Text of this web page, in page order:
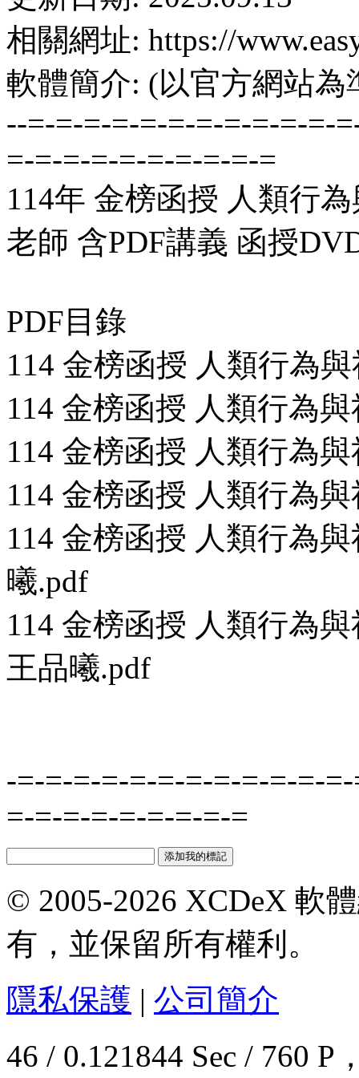
相關網址: https://
軟體簡介: (以官方網站為
--=-=-=-=-=-=-=-=-=-=-=-
=-=-=-=-=-=-=-=-=-=
114年 金榜函授 人類行
老師 含PDF講義 函授
PDF目錄
114 金榜函授 人類行為
114 金榜函授 人類行為
114 金榜函授 人類行為
114 金榜函授 人類行為
114 金榜函授 人類行為
曦.pdf
114 金榜函授 人類行為
王品曦.pdf
-=-=-=-=-=-=-=-=-=-=-=-
=-=-=-=-=-=-=-=-=
© 2005-2026 XCDeX 軟
有，並保留所有權利。
隱私保護 | 公司簡介
46 / 0.121844 Sec / 760